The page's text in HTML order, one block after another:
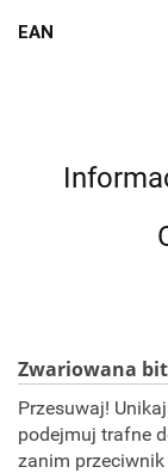
EAN
Zwariowana
Przesuwaj!
podejmuj trafne
zanim przeciwnik